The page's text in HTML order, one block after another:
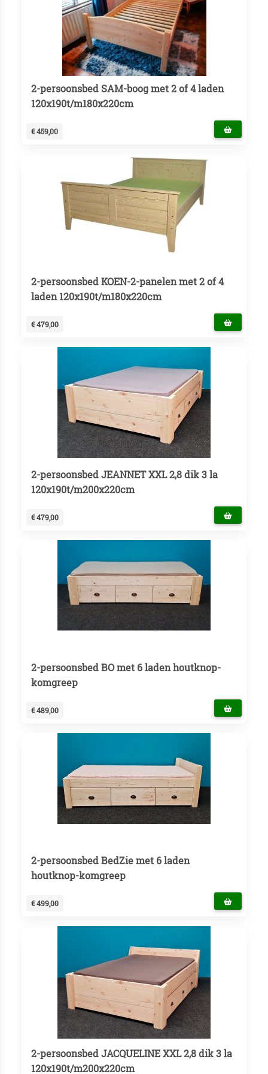
2-persoonsbed SAM-boog met 2 of 4 laden
120x190t/m180x220cm
€ 459,00
2-persoonsbed KOEN-2-panelen met 2 of 4
laden 120x190t/m180x220cm
€ 479,00
2-persoonsbed JEANNET XXL 2,8 dik 3 la
120x190t/m200x220cm
€ 479,00
2-persoonsbed BO met 6 laden houtknop-
komgreep
€ 489,00
2-persoonsbed BedZie met 6 laden
houtknop-komgreep
€ 499,00
2-persoonsbed JACQUELINE XXL 2,8 dik 3 la
120x190t/m200x220cm